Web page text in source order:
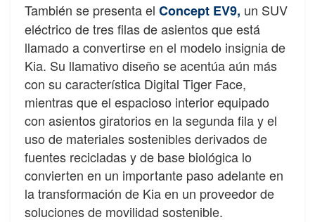
También se presenta el Concept EV9, un SUV
eléctrico de tres filas de asientos que está
llamado a convertirse en el modelo insignia de
Kia. Su llamativo diseño se acentúa aún más
con su característica Digital Tiger Face,
mientras que el espacioso interior equipado
con asientos giratorios en la segunda fila y el
uso de materiales sostenibles derivados de
fuentes recicladas y de base biológica lo
convierten en un importante paso adelante en
la transformación de Kia en un proveedor de
soluciones de movilidad sostenible.